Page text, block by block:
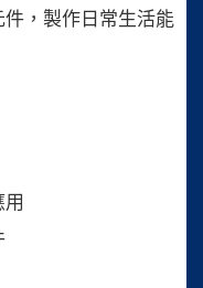
，製作日常生活能